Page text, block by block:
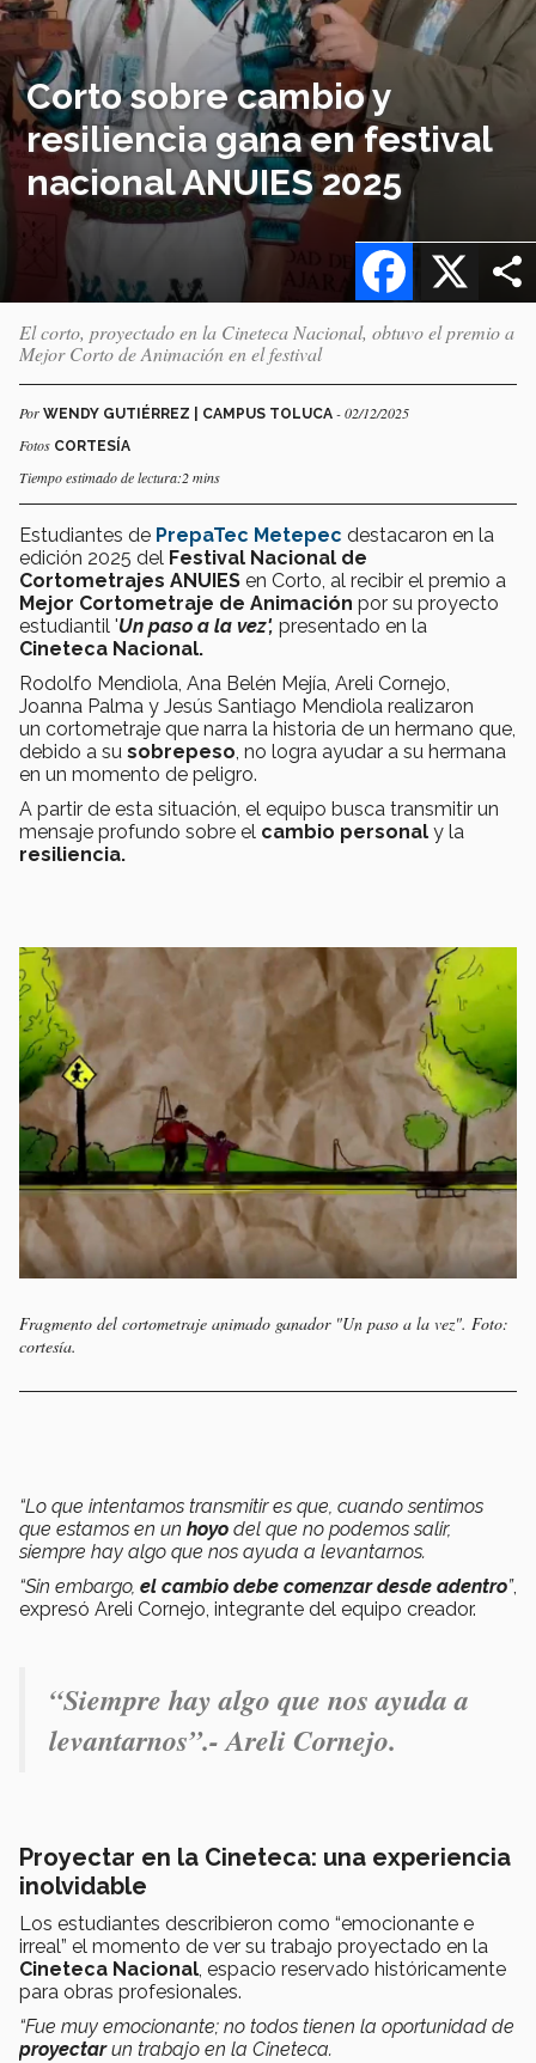
Corto sobre cambio y
resiliencia gana en festival
nacional ANUIES 2025
X
Facebook
El corto, proyectado en la Cineteca Nacional, obtuvo el premio a
Mejor Corto de Animación en el festival
Por WENDY GUTIÉRREZ | CAMPUS TOLUCA - 02/12/2025
Fotos CORTESÍA
Tiempo estimado de lectura:2 mins
Estudiantes de PrepaTec Metepec destacaron en la
edición 2025 del Festival Nacional de
Cortometrajes ANUIES en Corto, al recibir el premio a
Mejor Cortometraje de Animación por su proyecto
estudiantil 'Un paso a la vez', presentado en la
Cineteca Nacional.
Rodolfo Mendiola, Ana Belén Mejía, Areli Cornejo,
Joanna Palma y Jesús Santiago Mendiola realizaron
un cortometraje que narra la historia de un hermano que,
debido a su sobrepeso , no logra ayudar a su hermana
en un momento de peligro.
A partir de esta situación, el equipo busca transmitir un
mensaje profundo sobre el cambio personal y la
resiliencia.
Fragmento del cortometraje animado ganador "Un paso a la vez". Foto:
cortesía.
“Lo que intentamos transmitir es que, cuando sentimos
que estamos en un hoyo del que no podemos salir,
siempre hay algo que nos ayuda a levantarnos.
“Sin embargo, el cambio debe comenzar desde adentro”,
expresó Areli Cornejo, integrante del equipo creador.
“Siempre hay algo que nos ayuda a
levantarnos”.- Areli Cornejo.
Proyectar en la Cineteca: una experiencia
inolvidable
Los estudiantes describieron como “emocionante e
irreal” el momento de ver su trabajo proyectado en la
Cineteca Nacional, espacio reservado históricamente
para obras profesionales.
“Fue muy emocionante; no todos tienen la oportunidad de
proyectarun trabajo en la Cineteca.